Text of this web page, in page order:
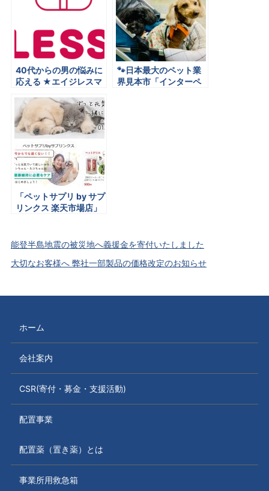
40代からの男の悩みに
応える ★エイジレスマ
OPENのお知らせ ★
🐾日本最大のペット業
界見本市「インターペ
「ペットサプリ by サプ
リンクス 楽天市場店」
能登半島地震の被災地へ義援金を寄付いたしました
大切なお客様へ 弊社一部製品の価格改定のお知らせ
ホーム
会社案内
CSR(寄付・募金・支援活動)
配置事業
配置薬（置き薬）とは
事業所用救急箱